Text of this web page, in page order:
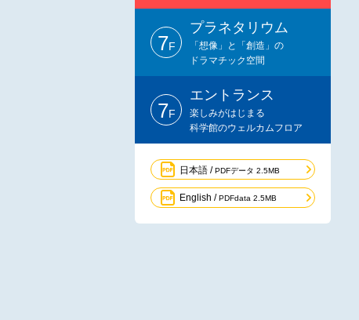
7F
プラネタリウム
「想像」と「創造」の
ドラマチック空間
7F
エントランス
楽しみがはじまる
科学館のウェルカムフロア
日本語 /PDFデータ 2.5MB
English /PDFdata 2.5MB